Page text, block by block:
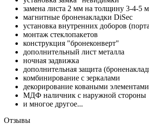
замена листа 2 мм на толщину 3-4-5
магнитные броненакладки DiSec
установка внутренних доборов
монтаж стеклопакетов
конструкция "бронеконверт"
дополнительный лист металла
ночная задвижка
дополнительная защита
комбинирование с зеркалами
декорирование коваными элементами
МДФ наличник с наружной стороны
и многое другое...
Отзывы